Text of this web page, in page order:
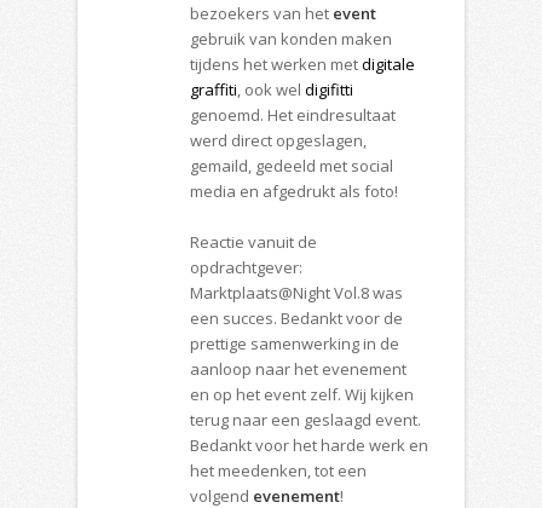
bezoekers van het event
gebruik van konden maken
tijdens het werken metdigitale
graffiti, ook wel digifitti
genoemd. Het eindresultaat
werd direct opgeslagen,
gemaild, gedeeld met social
media en afgedrukt als foto!
Reactie vanuit de
opdrachtgever:
Marktplaats@Night Vol.8 was
een succes. Bedankt voor de
prettige samenwerking in de
aanloop naar het evenement
en op het event zelf. Wij kijken
terug naar een geslaagd event.
Bedankt voor het harde werk en
het meedenken, tot een
volgend evenement!